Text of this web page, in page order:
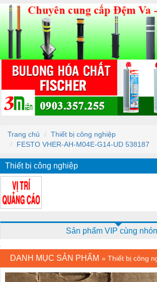
Trang chủ
Thiết bị công nghiệp
FESTO VHER-AH-M04E-G14-UD 538187
Thiết bị công nghiệp
Sản phẩm VIP cùng
DANH MỤC SẢN PHẨM » Thiết bị công